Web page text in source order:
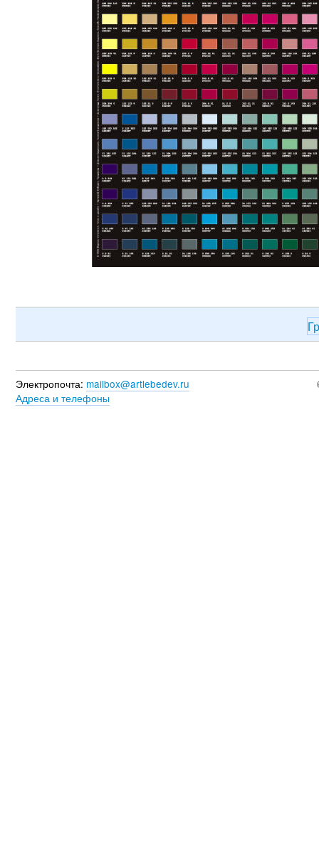
Электропочта: mailbox@artlebedev.ru
Адреса и телефоны